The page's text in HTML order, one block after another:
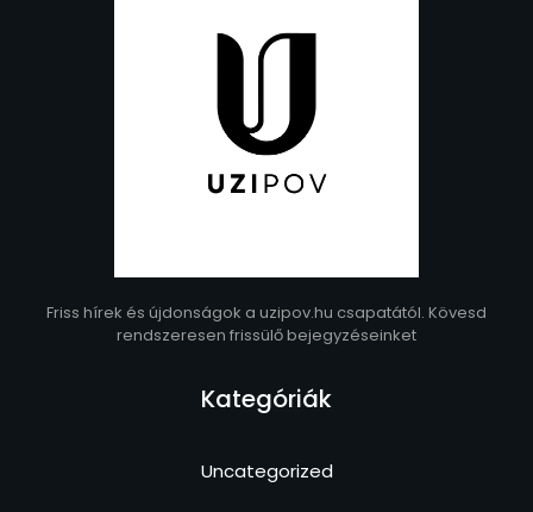
Friss hírek és újdonságok a uzipov.hu csapatától. Kövesd
rendszeresen frissülő bejegyzéseinket
Kategóriák
Uncategorized